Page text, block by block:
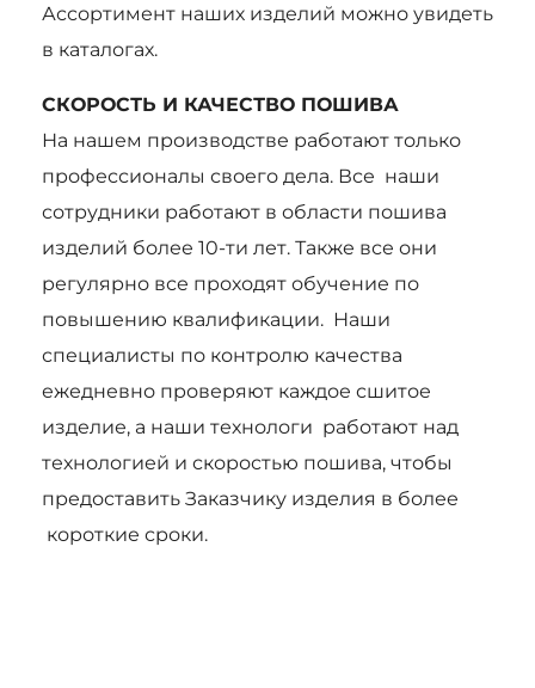
Ассортимент наших изделий можно увидеть
в каталогах.
СКОРОСТЬ И КАЧЕСТВО ПОШИВА
На нашем производстве работают только
профессионалы своего дела. Все наши
сотрудники работают в области пошива
изделий более 10-ти лет. Также все они
регулярно все проходят обучение по
повышению квалификации. Наши
специалисты по контролю качества
ежедневно проверяют каждое сшитое
изделие, а наши технологи работают над
технологией и скоростью пошива, чтобы
предоставить Заказчику изделия в более
короткие сроки.